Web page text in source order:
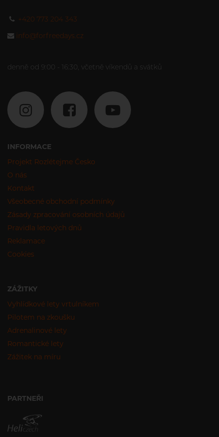
+420 773 204 343
info@forfreedays.cz
denně od 9:00 - 16:30, včetně víkendů a svátků
INFORMACE
Projekt Rozlétejme Česko
O nás
Kontakt
Všeobecné obchodní podmínky
Zásady zpracování osobních údajů
Pravidla letových dnů
Reklamace
Cookies
ZÁŽITKY
Vyhlídkové lety vrtulníkem
Pilotem na zkoušku
Adrenalinové lety
Romantické lety
Zážitek na míru
PARTNEŘI